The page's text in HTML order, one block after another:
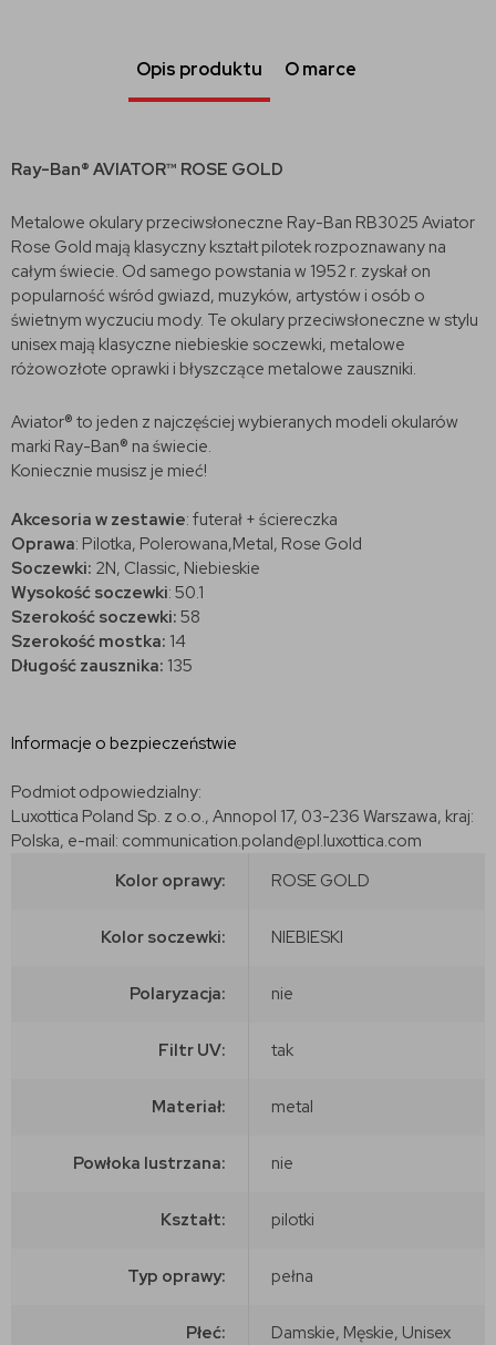
Opis produktu O marce
Ray-Ban® AVIATOR™ ROSE GOLD
Metalowe okulary przeciwsłoneczne Ray-Ban RB3025 Aviator
Rose Gold mają klasyczny kształt pilotek rozpoznawany na
całym świecie. Od samego powstania w 1952 r. zyskał on
popularność wśród gwiazd, muzyków, artystów i osób o
świetnym wyczuciu mody. Te okulary przeciwsłoneczne w stylu
unisex mają klasyczne niebieskie soczewki, metalowe
różowozłote oprawki i błyszczące metalowe zauszniki.
Aviator® to jeden z najczęściej wybieranych modeli okularów
marki Ray-Ban® na świecie.
Koniecznie musisz je mieć!
Akcesoria w zestawie: futerał + ściereczka
Oprawa: Pilotka, Polerowana,Metal, Rose Gold
Soczewki: 2N, Classic, Niebieskie
Wysokość soczewki: 50.1
Szerokość soczewki: 58
Szerokość mostka: 14
Długość zausznika: 135
Informacje o bezpieczeństwie
Podmiot odpowiedzialny:
Luxottica Poland Sp. z o.o., Annopol 17, 03-236 Warszawa, kraj:
Polska, e-mail: communication.poland@pl.luxottica.com
Kolor oprawy:
ROSE GOLD
Kolor soczewki: NIEBIESKI
Polaryzacja: nie
Filtr UV: tak
Materiał: metal
Powłoka lustrzana: nie
Kształt: pilotki
Typ oprawy: pełna
Płeć: Damskie, Męskie, Unisex